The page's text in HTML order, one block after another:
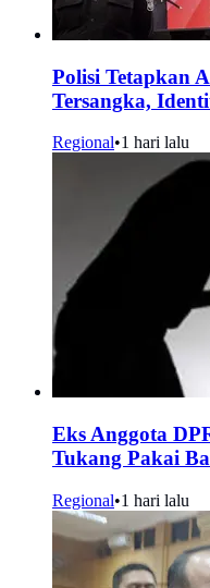
Polisi Tetapkan
Tersangka,
Regional•1 hari lalu
Eks Anggota
Tukang Pakai
Regional•1 hari lalu